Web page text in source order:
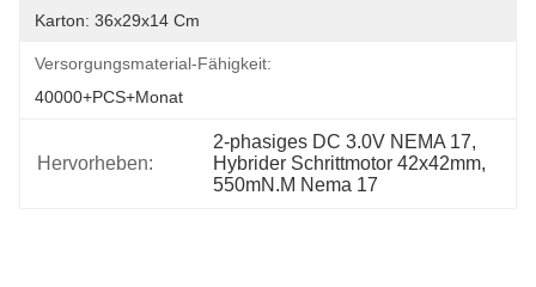
Karton: 36x29x14 Cm
Versorgungsmaterial-Fähigkeit:
40000+PCS+Monat
Hervorheben:
2-phasiges DC 3.0V NEMA 17,
Hybrider Schrittmotor 42x42mm,
550mN.M Nema 17